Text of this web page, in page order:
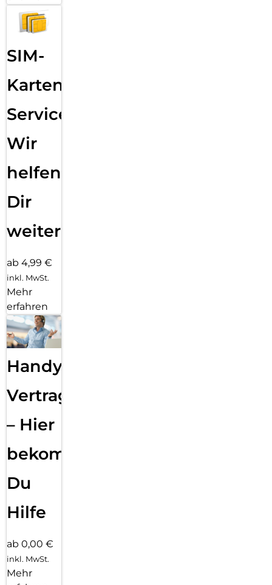
Sende eine Textnachricht, nimm einen Anruf an, hör Musik,
verwende Siri und erhalte Mitteilungen. Die Series 11 (GPS)
funktioniert mit deinem iPhone und im WLAN, damit du in
SIM-
Karten
Service:
Wir
helfen
Dir
weiter
ab 4,99 €
inkl. MwSt.
Mehr
erfahren
Handy
Vertragsabwicklung
– Hier
bekommst
Du
Hilfe
ab 0,00 €
inkl. MwSt.
Mehr